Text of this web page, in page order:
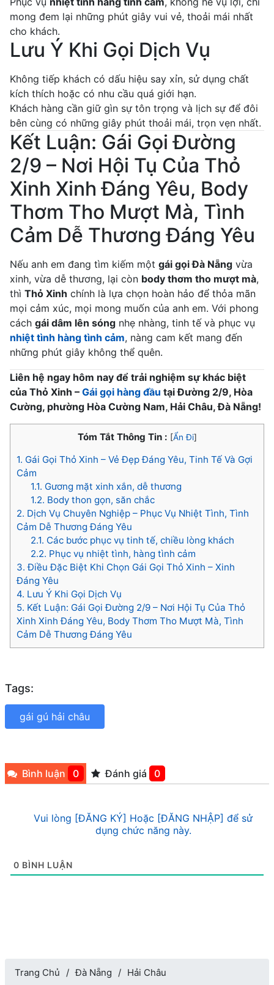
mong đem lại những phút giây vui vẻ, thoải mái nhất
cho khách.
Lưu Ý Khi Gọi Dịch Vụ
Không tiếp khách có dấu hiệu say xỉn, sử dụng chất
kích thích hoặc có nhu cầu quá giới hạn.
Khách hàng cần giữ gìn sự tôn trọng và lịch sự để đôi
bên cùng có những giây phút thoải mái, trọn vẹn nhất.
Kết Luận: Gái Gọi Đường
2/9 – Nơi Hội Tụ Của Thỏ
Xinh Xinh Đáng Yêu, Body
Thơm Tho Mượt Mà, Tình
Cảm Dễ Thương Đáng Yêu
Nếu anh em đang tìm kiếm một gái gọi Đà Nẵng vừa
xinh, vừa dễ thương, lại còn body thơm tho mượt mà,
thì Thỏ Xinh chính là lựa chọn hoàn hảo để thỏa mãn
mọi cảm xúc, mọi mong muốn của anh em. Với phong
cách gái dâm lên sóng nhẹ nhàng, tinh tế và phục vụ
nhiệt tình hàng tình cảm, nàng cam kết mang đến
những phút giây không thể quên.
Liên hệ ngay hôm nay để trải nghiệm sự khác biệt
của Thỏ Xinh – Gái gọi hàng đầu tại Đường 2/9, Hòa
Cường, phường Hòa Cường Nam, Hải Châu, Đà Nẵng!
Tóm Tắt Thông Tin : [Ẩn Đi]
1. Gái Gọi Thỏ Xinh – Vẻ Đẹp Đáng Yêu, Tinh Tế Và Gợi
Cảm
1.1. Gương mặt xinh xắn, dễ thương
1.2. Body thon gọn, săn chắc
2. Dịch Vụ Chuyên Nghiệp – Phục Vụ Nhiệt Tình, Tình
Cảm Dễ Thương Đáng Yêu
2.1. Các bước phục vụ tinh tế, chiều lòng khách
2.2. Phục vụ nhiệt tình, hàng tình cảm
3. Điều Đặc Biệt Khi Chọn Gái Gọi Thỏ Xinh – Xinh
Đáng Yêu
4. Lưu Ý Khi Gọi Dịch Vụ
5. Kết Luận: Gái Gọi Đường 2/9 – Nơi Hội Tụ Của Thỏ
Xinh Xinh Đáng Yêu, Body Thơm Tho Mượt Mà, Tình
Cảm Dễ Thương Đáng Yêu
Tags:
gái gú hải châu
Bình luận 0 Đánh giá 0
Vui lòng [ĐĂNG KÝ] Hoặc [ĐĂNG NHẬP] để sử
dụng chức năng này.
0 BÌNH LUẬN
Trang Chủ Đà Nẵng Hải Châu